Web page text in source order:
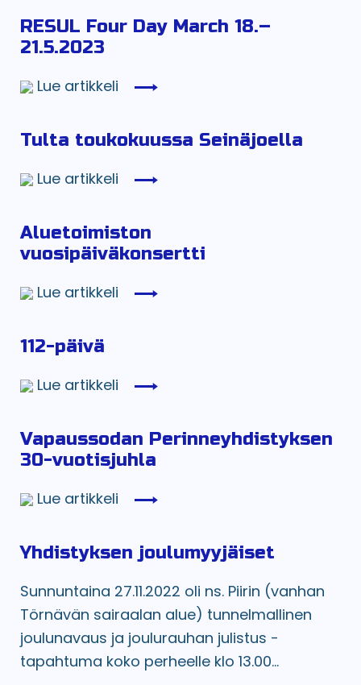
RESUL Four Day March 18.–
21.5.2023
Lue artikkeli
Tulta toukokuussa Seinäjoella
Lue artikkeli
Aluetoimiston
vuosipäiväkonsertti
Lue artikkeli
112-päivä
Lue artikkeli
Vapaussodan Perinneyhdistyksen
30-vuotisjuhla
Lue artikkeli
Yhdistyksen joulumyyjäiset
Sunnuntaina 27.11.2022 oli ns. Piirin (vanhan
Törnävän sairaalan alue) tunnelmallinen
joulunavaus ja joulurauhan julistus -
tapahtuma koko perheelle klo 13.00...